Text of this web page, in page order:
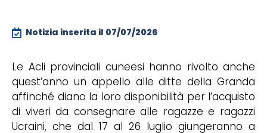
Notizia inserita il 07/07/2026
Le Acli provinciali cuneesi hanno rivolto anche
quest’anno un appello alle ditte della Granda
affinché diano la loro disponibilità per l’acquisto
di viveri da consegnare alle ragazze e ragazzi
Ucraini, che dal 17 al 26 luglio giungeranno a